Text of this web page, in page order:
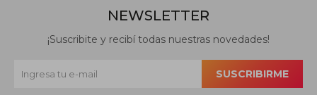
NEWSLETTER
¡Suscribite y recibí todas nuestras novedades!
SUSCRIBIRME